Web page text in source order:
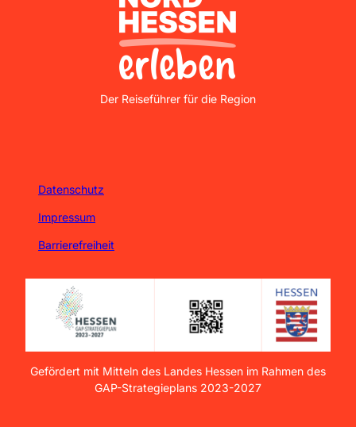
Nordhessen Erleben
Der Reiseführer für die Region
Datenschutz
Impressum
Barrierefreiheit
Gefördert mit Mitteln des Landes Hessen im Rahmen des
GAP-Strategieplans 2023-2027